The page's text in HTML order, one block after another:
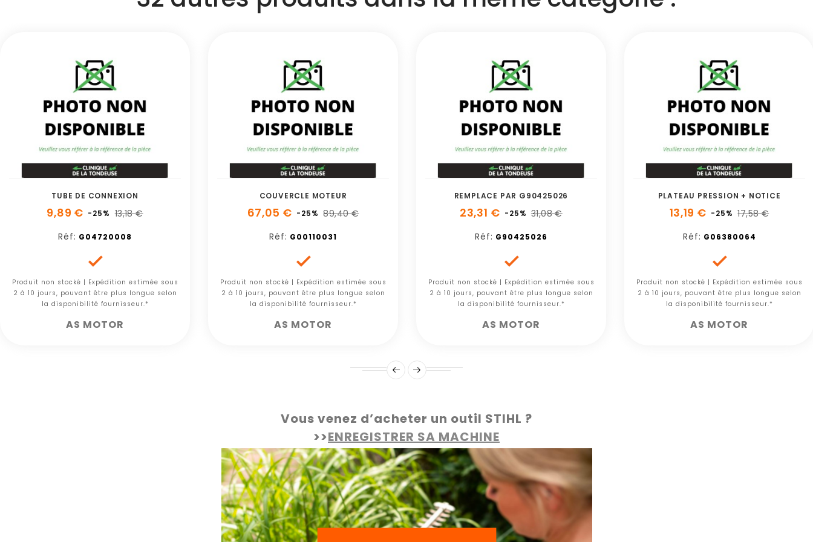
TUBE DE CONNEXION
9,89 € -25% 13,18 €
Réf: G04720008

Produit non stocké | Expédition estimée sous
2 à 10 jours, pouvant être plus longue selon
la disponibilité fournisseur.*
AS MOTOR
COUVERCLE MOTEUR
67,05 € -25% 89,40 €
Réf: G00110031

Produit non stocké | Expédition estimée sous
2 à 10 jours, pouvant être plus longue selon
la disponibilité fournisseur.*
AS MOTOR
REMPLACE PAR G90425026
23,31 € -25% 31,08 €
Réf: G90425026

Produit non stocké | Expédition estimée sous
2 à 10 jours, pouvant être plus longue selon
la disponibilité fournisseur.*
AS MOTOR
PLATEAU PRESSION + NOTICE
13,19 € -25% 17,58 €
Réf: G06380064

Produit non stocké | Expédition estimée sous
2 à 10 jours, pouvant être plus longue selon
la disponibilité fournisseur.*
AS MOTOR
Vous venez d’acheter un outil STIHL ?
>>ENREGISTRER SA MACHINE